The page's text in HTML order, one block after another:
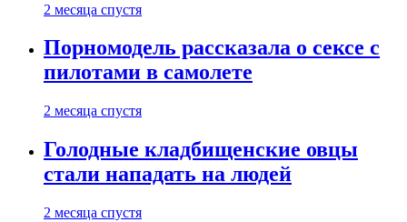
2 месяца спустя
Порномодель рассказала о сексе с
пилотами в самолете
2 месяца спустя
Голодные кладбищенские овцы
стали нападать на людей
2 месяца спустя